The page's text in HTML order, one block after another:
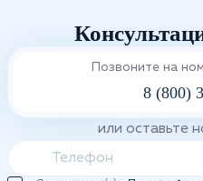
Позвоните на
8 (800)
или оставьте